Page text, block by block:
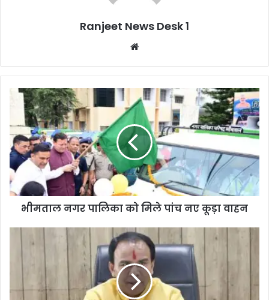
Ranjeet News Desk 1
te
भीमताल नगर पालिका को मिले पांच नए कूड़ा वाहन